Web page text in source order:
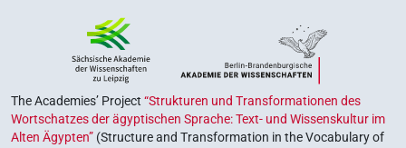
The Academies’ Project “Strukturen und Transformationen des
Wortschatzes der ägyptischen Sprache: Text- und Wissenskultur im
Alten Ägypten” (Structure and Transformation in the Vocabulary of